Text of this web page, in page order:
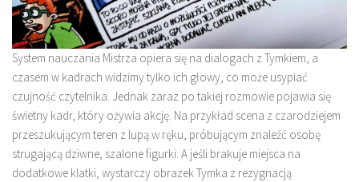
System nauczania Mistrza opiera się na dialogach z Tymkiem, a
czasem w kadrach widzimy tylko ich głowy, co może usypiać
czujność czytelnika. Jednak zaraz po takiej rozmowie pojawia się
świetny kadr, który ożywia akcję. Na przykład scena z czarodziejem
przeszukującym teren z lupą w ręku, próbującym znaleźć osobę
strugającą dziwne, szalone figurki. A jeśli brakuje miejsca na
dodatkowe klatki, wystarczy obrazek Tymka z rezygnacją